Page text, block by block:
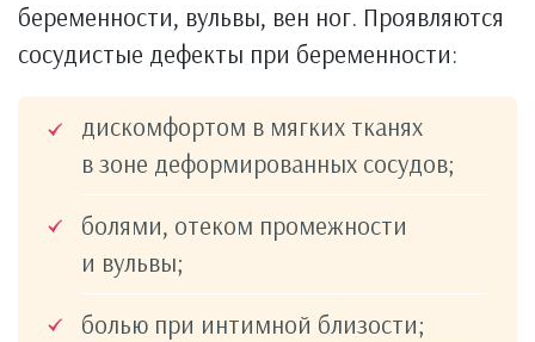
беременности, вульвы, вен ног. Проявляются
сосудистые дефекты при беременности:
дискомфортом в мягких тканях
в зоне деформированных сосудов;
болями, отеком промежности
и вульвы;
болью при интимной близости;